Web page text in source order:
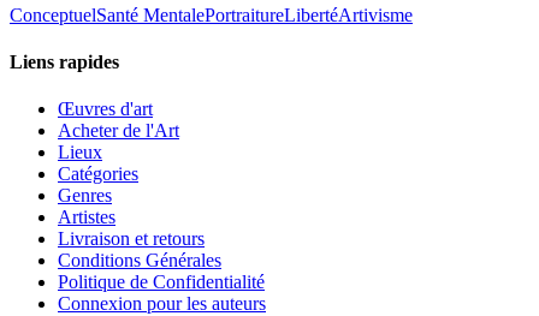
ConceptuelSanté MentalePortraitureLibertéArtivisme
Liens rapides
Œuvres d'art
Acheter de l'Art
Lieux
Catégories
Genres
Artistes
Livraison et retours
Conditions Générales
Politique de Confidentialité
Connexion pour les auteurs